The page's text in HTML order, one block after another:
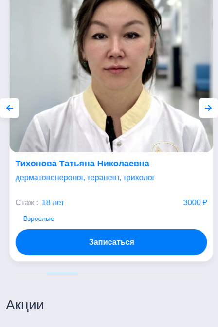
Тихонова Татьяна Николаевна
дерматовенеролог, терапевт, трихолог
Стаж : 18 лет 3000 ₽
Взрослые
Записаться
Акции